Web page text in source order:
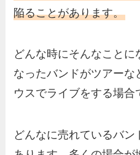
陥ることがあります。
どんな時にそんなこと
なったバンドがツアーな
ウスでライブをする場合
どんなに売れているバ